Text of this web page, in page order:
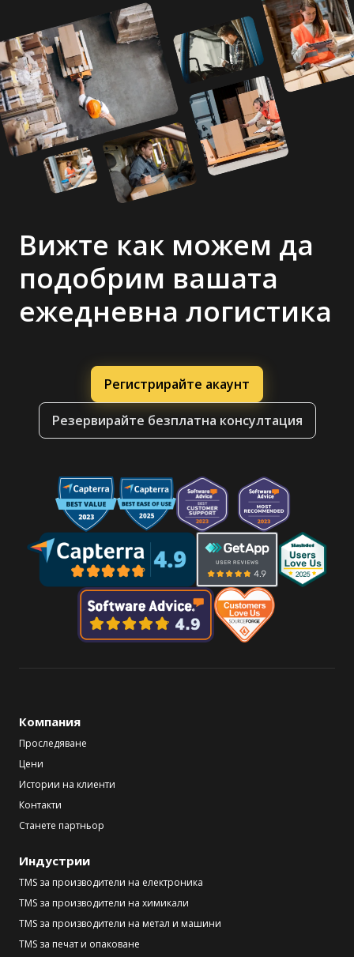
Вижте как можем да
подобрим вашата
ежедневна логистика
Регистрирайте акаунт
Резервирайте безплатна консултация
Компания
Проследяване
Цени
Истории на клиенти
Контакти
Станете партньор
Индустрии
TMS за производители на електроника
TMS за производители на химикали
TMS за производители на метал и машини
TMS за печат и опаковане